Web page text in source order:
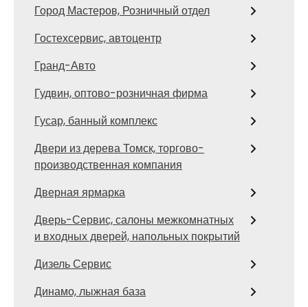
Город Мастеров, Розничный отдел
Гостехсервис, автоцентр
Гранд-Авто
Гудвин, оптово-розничная фирма
Гусар, банный комплекс
Двери из дерева Томск, торгово-
производственная компания
Дверная ярмарка
Дверь-Сервис, салоны межкомнатных
и входных дверей, напольных покрытий
Дизель Сервис
Динамо, лыжная база